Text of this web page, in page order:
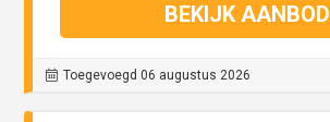
BEKIJK AANBOD
Toegevoegd 06 augustus 2026